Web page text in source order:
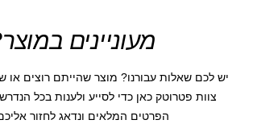
מעוניינים
יש לכם שאלות עבורנו? מוצר שהייתם רוצים או
צוות פטרוטק כאן כדי לסייע ולענות בכל
הפרטים המלאים ונדאג לחזור